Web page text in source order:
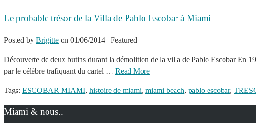
Le probable trésor de la Villa de Pablo Escobar à Miami
Posted by Brigitte on 01/06/2014 | Featured
Découverte de deux butins durant la démolition de la villa de Pablo Escobar En
par le célèbre trafiquant du cartel … Read More
Tags: ESCOBAR MIAMI, histoire de miami, miami beach, pablo escobar,
Miami & nous..